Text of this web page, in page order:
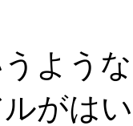
よう
がは